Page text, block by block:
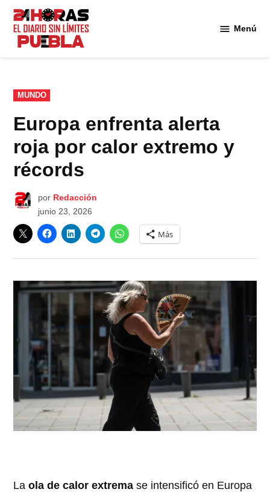
Saltar
contenido
Menú
PUBLICADO
EN
MUNDO
Europa enfrenta alerta
roja por calor extremo y
récords
por Redacción
junio 23, 2026
Más
Laola de calor extrema se intensificó en Europa